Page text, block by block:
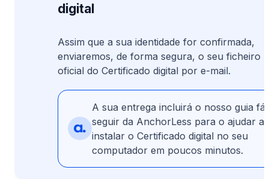
digital
Assim que a sua identidade for confirmada,
enviaremos, de forma segura, o seu ficheiro
oficial do Certificado digital por e-mail.
A sua entrega incluirá o nosso guia
seguir da AnchorLess para o ajudar a
instalar o Certificado digital no seu
computador em poucos minutos.